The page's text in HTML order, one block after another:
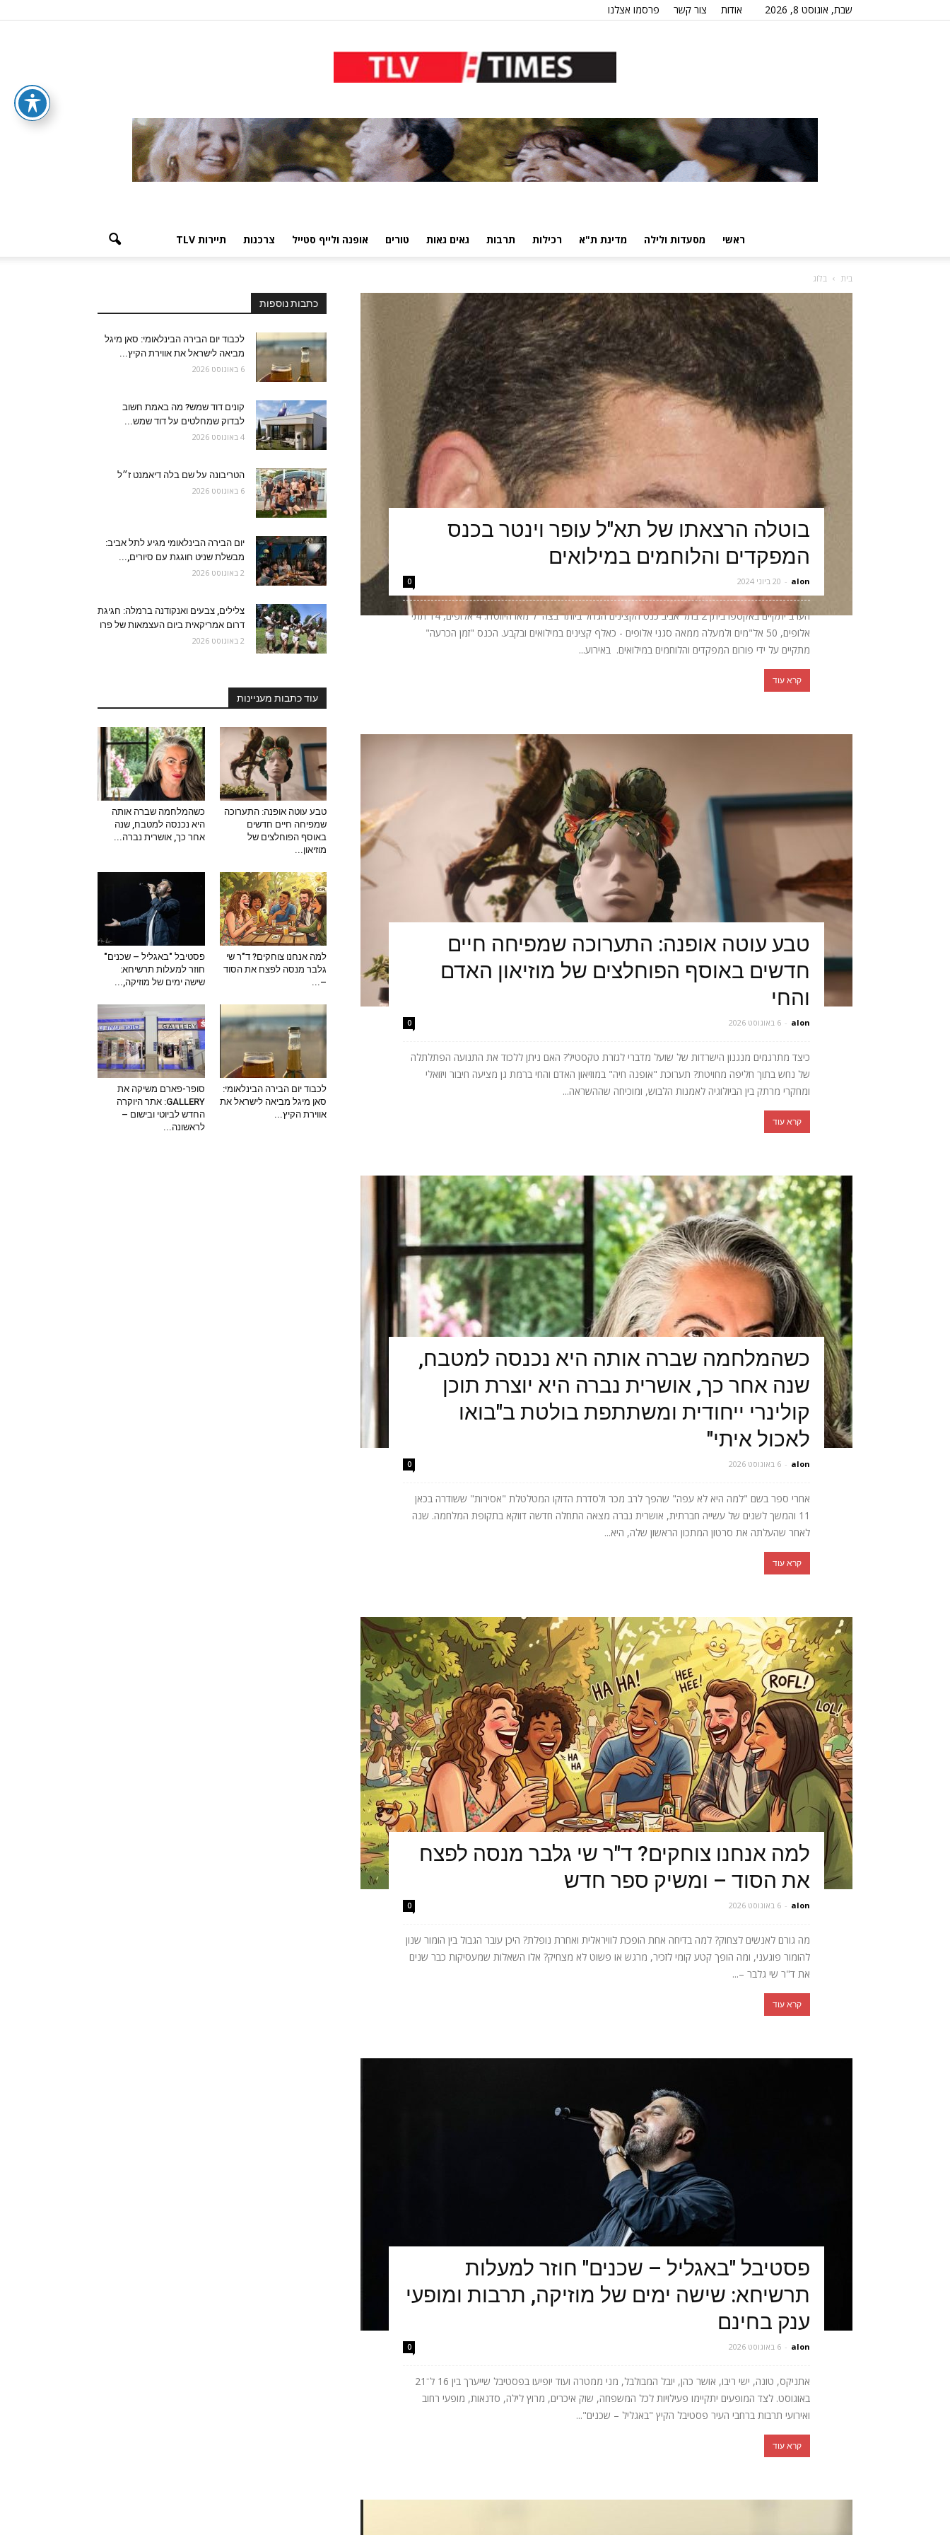
שבת, אוגוסט 8, 2026 אודות צור קשר פרסמו אצלנו
ראשי מסעדות ולילה מדינת ת"א רכילות תרבות גאים גאות טורים אופנה ולייף סטייל צרכנות תיירות TLV
בית בלוג
בוטלה הרצאתו של תא"ל עופר וינטר בכנס
המפקדים והלוחמים במילואים
alon
- 20 ביוני 2024 0
הערב יתקיים באקספו ביתן 2 בתל אביב כנס הקצינים הגדול ביותר בצה״ל מאז היווסדו: 4 אלופים, 14 תתי
אלופים, 50 אל"מים ולמעלה ממאה סגני אלופים - כאלף קצינים במילואים ובקבע. הכנס "זמן הכרעה"
מתקיים על ידי פורום המפקדים והלוחמים במילואים. באירוע...
קרא עוד
טבע עוטה אופנה: התערוכה שמפיחה חיים
חדשים באוסף הפוחלצים של מוזיאון האדם
והחי
alon
- 6 באוגוסט 2026 0
כיצד מתרגמים מנגנון הישרדות של שועל מדברי לגזרת טקסטיל? האם ניתן ללכוד את התנועה הפתלתלה
של נחש בתוך חליפה מחויטת? תערוכת "אופנה חיה" במוזיאון האדם והחי ברמת גן מציעה חיבור ויזואלי
ומחקרי מרתק בין הביולוגיה לאמנות הלבוש, ומוכיחה שההשראה...
קרא עוד
כשהמלחמה שברה אותה היא נכנסה למטבח,
שנה אחר כך, אושרית נברה היא יוצרת תוכן
קולינרי ייחודית ומשתתפת בולטת ב"בואו
לאכול איתי"
alon
- 6 באוגוסט 2026 0
אחרי ספר בשם "למה היא לא עפה" שהפך לרב מכר ולסדרת הדוקו המטלטלת "אסירות" ששודרה בכאן
11 והמשך לשנים של עשייה חברתית, אושרית נברה מצאה התחלה חדשה דווקא בתקופת המלחמה. שנה
לאחר שהעלתה את סרטון המתכון הראשון שלה, היא...
קרא עוד
למה אנחנו צוחקים? ד"ר שי גלבר מנסה לפצח
את הסוד – ומשיק ספר חדש
alon
- 6 באוגוסט 2026 0
מה גורם לאנשים לצחוק? למה בדיחה אחת הופכת לוויראלית ואחרת נופלת? היכן עובר הגבול בין הומור שנון
להומור פוגעני, ומה הופך קטע קומי לזכיר, מרגש או פשוט לא מצחיק? אלו השאלות שמעסיקות כבר שנים
את ד"ר שי גלבר –...
קרא עוד
פסטיבל "באגליל – שכנים" חוזר למעלות
תרשיחא: שישה ימים של מוזיקה, תרבות ומופעי
ענק בחינם
alon
- 6 באוגוסט 2026 0
אתניקס, טונה, ישי ריבו, אושר כהן, יובל המבולבל, מני ממטרה ועוד יופיעו בפסטיבל שייערך בין 16 ל־21
באוגוסט. לצד המופעים יתקיימו פעילויות לכל המשפחה, שוק איכרים, מרוץ לילה, סדנאות, מופעי רחוב
ואירועי תרבות ברחבי העיר פסטיבל הקיץ "באגליל – שכנים"...
קרא עוד
כתבות נוספות
לכבוד יום הבירה הבינלאומי: סאן מיגל
מביאה לישראל את אווירת הקיץ...
6 באוגוסט 2026
קונים דוד שמש? מה באמת חשוב
לבדוק שמחלטים על דוד שמש...
4 באוגוסט 2026
הטריבונה על שם בלה דיאמנט ז״ל
6 באוגוסט 2026
יום הבירה הבינלאומי מגיע לתל אביב:
מבשלת שניט חוגגת עם סיורים,...
2 באוגוסט 2026
צלילים, צבעים ואנקודנה ברמלה: חגיגת
דרום אמריקאית ביום העצמאות של פרו
2 באוגוסט 2026
עוד כתבות מעניינות
טבע עוטה אופנה: התערוכה
שמפיחה חיים חדשים
באוסף הפוחלצים של
מוזיאון...
כשהמלחמה שברה אותה
היא נכנסה למטבח, שנה
אחר כך, אושרית נברה...
למה אנחנו צוחקים? ד"ר שי
גלבר מנסה לפצח את הסוד
–...
פסטיבל "באגליל – שכנים"
חוזר למעלות תרשיחא:
שישה ימים של מוזיקה,...
לכבוד יום הבירה הבינלאומי:
סאן מיגל מביאה לישראל את
אווירת הקיץ...
סופר-פארם משיקה את
GALLERY: אתר היוקרה
החדש לביוטי ובישום –
לראשונה...